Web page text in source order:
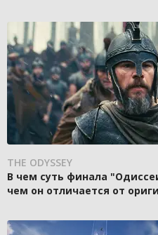
THE ODYSSEY
В чем суть финала
чем он отличается от